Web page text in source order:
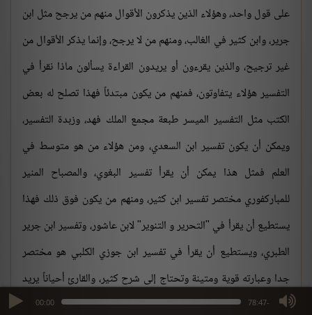
00:00 -78:47
max volume
على قول واحد، وهؤلاء الذين يذكرون الأقوال منهم من يرجح مثل ابن
جرير، وابن كثير في الغالب، ومنهم من لا يرجح، وإنما يذكر الأقوال من
غير ترجيح، والذين يقرءون أو يريدون القراءة يسألون ماذا نقرأ في
التفسير هؤلاء يتفاوتون، فمنهم من يكون مبتدئاً فهذا تصلح له بعض
الكتب مثل التفسير الميسر طبعة مجمع الملك فهد، وزبدة التفسير،
ويمكن أن يكون تفسير ابن السعدي، ومن هؤلاء من هو متوسط في
العلم فمثل هذا يمكن أن يقرأ تفسير البغوي، والمصباح المنير
للمباركفوري مختصر تفسير ابن كثير، ومنهم من يكون فوق ذلك فهذا
يستطيع أن يقرأ في "التحرير و التنوير" لابن عاشور، وتفسير ابن جرير
الطبري، ويستطيع أن يقرأ في تفسير ابن جوزي الكلبي هو مختصر
جدا وعبارته قوية ومتينة وتحتاج إلى شرح كثير، والقارئ أحياناً يريد
أن يقرأ في جانب من الجوانب كأن يريد مثلاً أن يقرأ تفسيراً يشمل